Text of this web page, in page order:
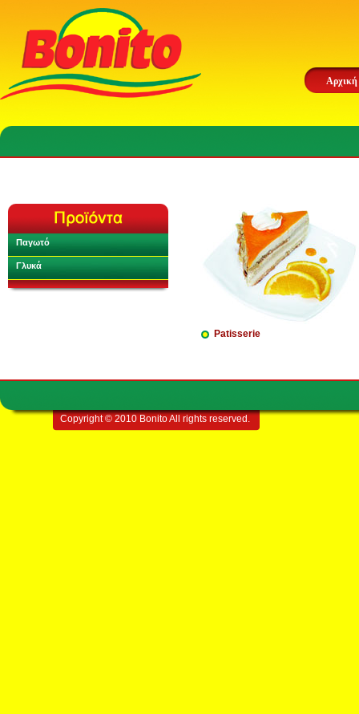
Αρχική
Παγωτό
Γλυκά
Patisserie
Copyright © 2010 Bonito All rights reserved.